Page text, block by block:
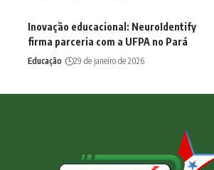
Inovação educacional: NeuroIdentify
firma parceria com a UFPA no Pará
Educação 29 de janeiro de 2026